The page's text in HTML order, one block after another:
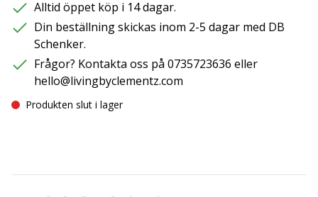
Alltid öppet köp i 14 dagar.
Din beställning skickas inom 2-5 dagar med DB
Schenker.
Frågor? Kontakta oss på 0735723636 eller
hello@livingbyclementz.com
Produkten slut i lager